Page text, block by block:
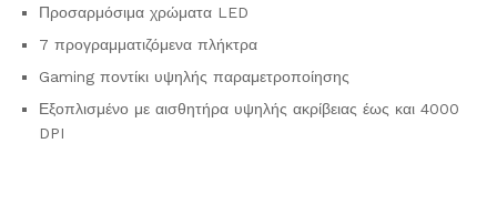
Προσαρμόσιμα χρώματα LED
7 προγραμματιζόμενα πλήκτρα
Gaming ποντίκι υψηλής παραμετροποίησης
Εξοπλισμένο με αισθητήρα υψηλής ακρίβειας έως και 4000
DPI